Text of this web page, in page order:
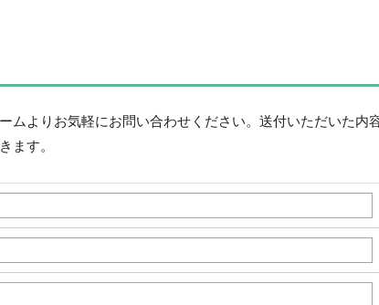
ムよりお気軽にお問い合わせください。送付いただいた内
ます。